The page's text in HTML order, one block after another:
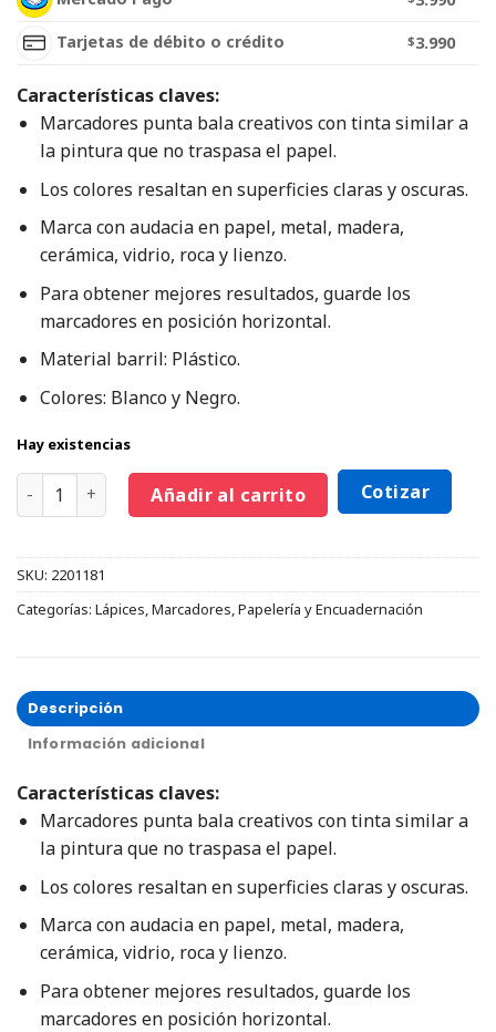
Tarjetas de débito o crédito $3.990
Características claves:
Marcadores punta bala creativos con tinta similar a
la pintura que no traspasa el papel.
Los colores resaltan en superficies claras y oscuras.
Marca con audacia en papel, metal, madera,
cerámica, vidrio, roca y lienzo.
Para obtener mejores resultados, guarde los
marcadores en posición horizontal.
Material barril: Plástico.
Colores: Blanco y Negro.
Hay existencias
Añadir al carrito Cotizar
SKU: 2201181
Categorías: Lápices,Marcadores,Papelería y Encuadernación
Descripción
Información adicional
Características claves:
Marcadores punta bala creativos con tinta similar a
la pintura que no traspasa el papel.
Los colores resaltan en superficies claras y oscuras.
Marca con audacia en papel, metal, madera,
cerámica, vidrio, roca y lienzo.
Para obtener mejores resultados, guarde los
marcadores en posición horizontal.